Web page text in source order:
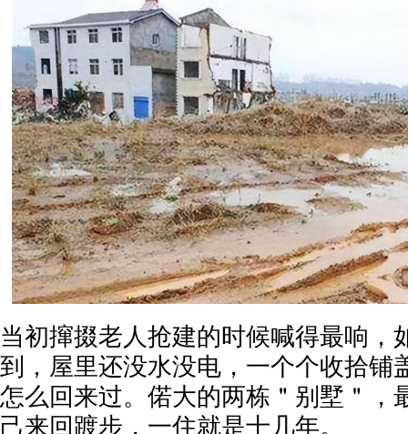
当初撺掇老人抢建的时候喊得最响，
到，屋里还没水没电，一个个收拾铺
怎么回来过。偌大的两栋＂别墅＂，
己来回踱步，一住就是十几年。